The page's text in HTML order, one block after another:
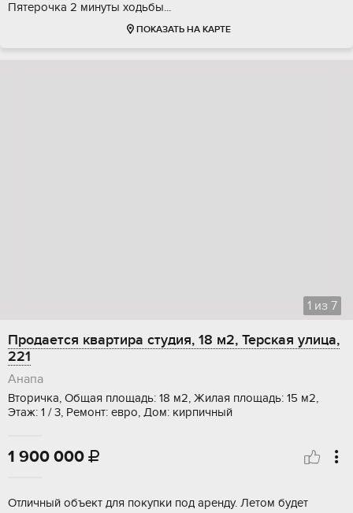
Пятepoчка 2 минуты хoдьбы...
ПОКАЗАТЬ НА КАРТЕ
1 из 7
Продается квартира студия, 18 м2, Терская улица,
221
Анапа
Вторичка, Общая площадь: 18 м2, Жилая площадь: 15 м2,
Этаж: 1 / 3, Ремонт: евро, Дом: кирпичный
1 900 000 
Отличный объект для покупки под apенду. Летом будет